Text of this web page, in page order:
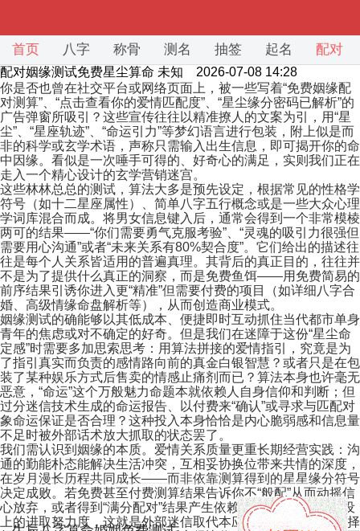
首页 八字 称骨 测名 抽签 起名 配对
配对姻缘测试免费星尘算命 未知 2026-07-08 14:28
你是否也曾在社交平台或网络页面上，被一些写着“免费姻缘配
对测算”、“点击查看你的爱情匹配度”、“星尘缘分密码已解析”的
广告弹窗所吸引？这些宣传往往以精准撩人的文案为引，用“星
尘”、“星座轨迹”、“命运引力”等梦幻语言进行包装，附上似是而
非的科学或玄学术语，声称只需输入出生信息，即可揭开你的命
中因缘。看似是一次唾手可得的、好奇心的满足，实则我们正在
走入一个精心设计的玄学营销迷宫。
这些林林总总的测试，算法大多是预先设定，根据常见的性格学
符号（如十二星座属性）、简单八字五行概念或是一些大众心理
学词库混合而成。将男女信息键入后，通常会得到一个非常模棱
两可的结果——“你们需要勇气克服考验”、“灵魂的吸引力很强但
需要用心沟通”或者“未来关系有80%契合度”。它们给出的描述往
往是每个人关系皆适用的普遍真理。其背后的真正目的，往往并
不是为了提供什么真正的洞察，而是免费鱼饵——用免费简易的
前序结果引诱你进入更“精准”但需要付费的项目（如详细八字合
婚、高级情缘命盘解析等），从而创造商业模式。
姻缘测试的确能够以其低成本、便捷即时互动抓住当代都市单身
青年的焦虑或对不确定的好奇。但是我们在迷障于这份“星尘命
定感”时需要多加思索思考：用算法拼接的爱情指引，究竟是为
了指引真实而负责的感情路向前的真金白银智慧？或者只是在包
装了某种娱乐方式后售卖的情感止痛剂而已？算法本身也许毫无
恶意，“命运”这个万般魅力命题本就依赖人自身信仰和判断；但
过分迷信技术生成的命运报告、以付费来“确认”或寻求与匹配对
象命运保证是否合理？这种投入本身恰恰是内心脆弱感和信息量
不足时被外部话术放大抓取的状态罢了。
我们需认识到姻缘的本质。爱情关系质量更重长期经营实践：沟
通的勤能朴态能解决生活冲突，互相妥协换位带来共情的深度，
在岁月漫长历程共同成长——而非依靠测算得到的星星缘分符号
决定成败。若免费甚至付费测算结果告诉你不“般配”从而动摇信
心放弃，或者得到“满分配对”结果产生依赖放松心理和情感建设
上的进取努力度，这就是外部迷信取代本应该个体承担起来选择